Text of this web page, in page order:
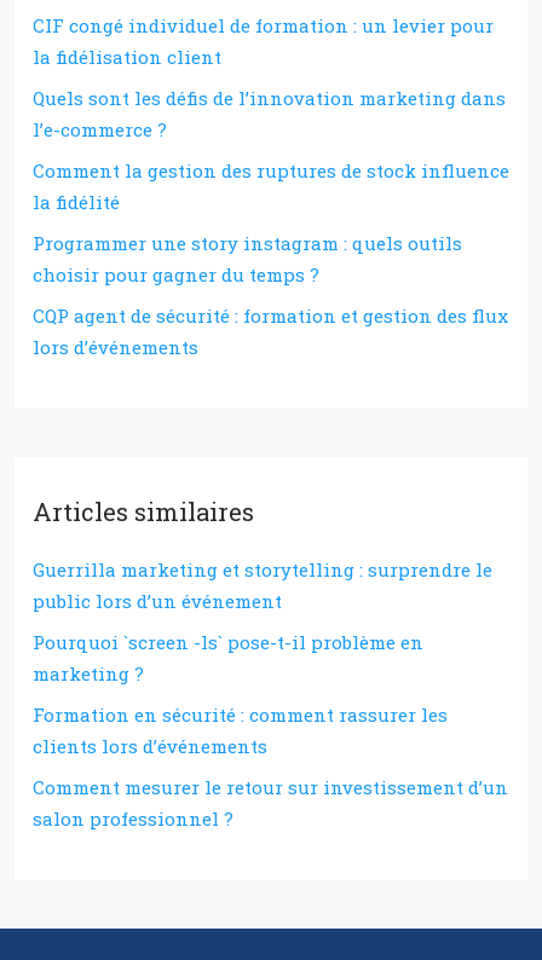
CIF congé individuel de formation : un levier pour
la fidélisation client
Quels sont les défis de l’innovation marketing dans
l’e-commerce ?
Comment la gestion des ruptures de stock influence
la fidélité
Programmer une story instagram : quels outils
choisir pour gagner du temps ?
CQP agent de sécurité : formation et gestion des flux
lors d’événements
Articles similaires
Guerrilla marketing et storytelling : surprendre le
public lors d’un événement
Pourquoi `screen -ls` pose-t-il problème en
marketing ?
Formation en sécurité : comment rassurer les
clients lors d’événements
Comment mesurer le retour sur investissement d’un
salon professionnel ?